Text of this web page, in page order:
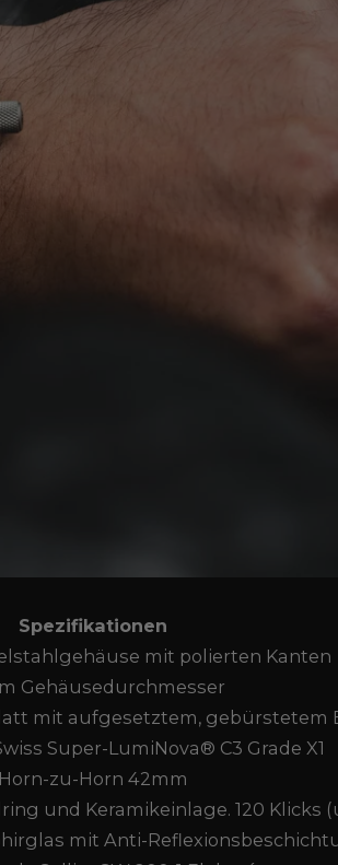
Spezifikationen
mit polierten Kanten
Gehäusedurchmesser
mit aufgesetztem, gebürstetem
Super-LumiNova® C3 Grade X1
Horn-zu-Horn 42mm
und Keramikeinlage. 120 Klicks
mit Anti-